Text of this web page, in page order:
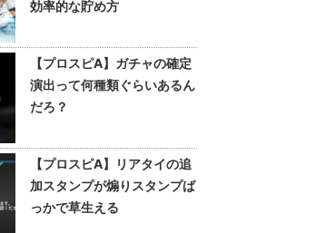
効率的な貯め方
【プロスピA】ガチャの確定
演出って何種類ぐらいあるん
だろ？
【プロスピA】リアタイの追
加スタンプが煽りスタンプば
っかで草生える